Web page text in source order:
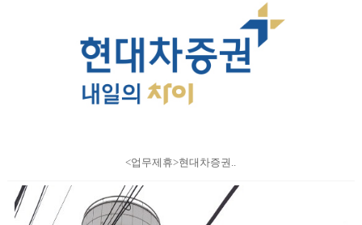
<업무제휴>현대차증권..